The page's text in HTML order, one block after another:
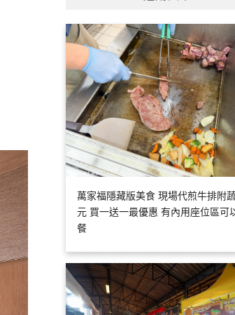
萬家福隱藏版美食 現場代煎牛排附
元 買一送一最優惠 有內用座位區可
餐